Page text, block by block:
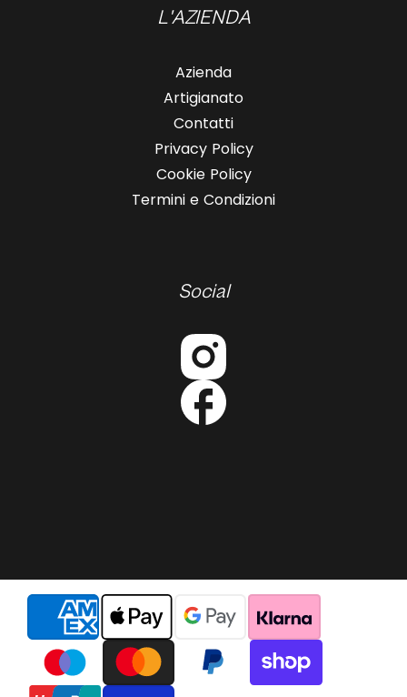
L'AZIENDA
Azienda
Artigianato
Contatti
Privacy Policy
Cookie Policy
Termini e Condizioni
Social